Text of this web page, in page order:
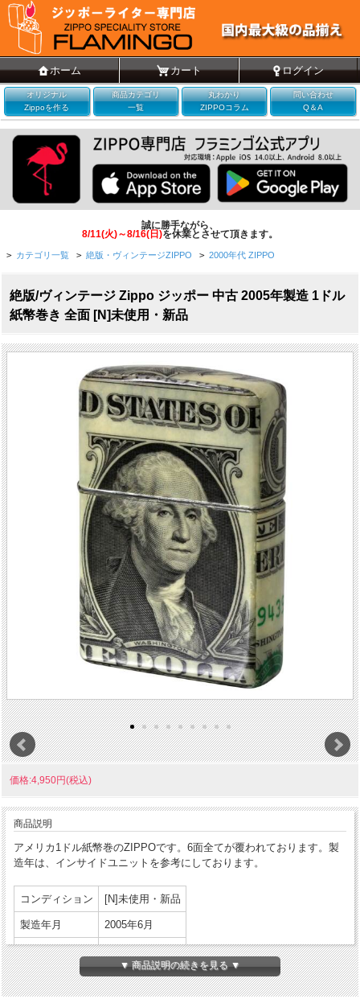
ホーム カート ログイン
オリジナル
Zippoを作る
商品カテゴリ
一覧
丸わかり
ZIPPOコラム
問い合わせ
Q＆A
誠に勝手ながら、
8/11(火)～8/16(日)を休業とさせて頂きます。
> カテゴリ一覧 > 絶版・ヴィンテージZIPPO > 2000年代 ZIPPO
絶版/ヴィンテージ Zippo ジッポー 中古 2005年製造 1ドル
紙幣巻き 全面 [N]未使用・新品
価格:4,950円(税込)
商品説明
アメリカ1ドル紙幣巻のZIPPOです。6面全てが覆われております。製
造年は、インサイドユニットを参考にしております。
コンディション [N]未使用・新品
製造年月 2005年6月
製造国 アメリカ合衆国
発売国 アメリカ合衆国
▼ 商品説明の続きを見る ▼